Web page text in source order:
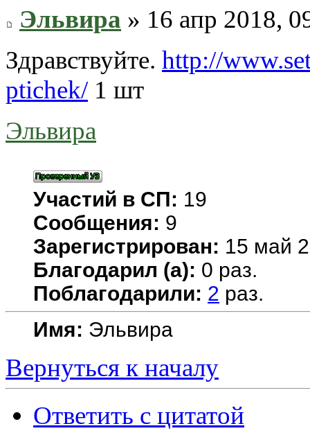
Эльвира » 16 апр 2018,
Здравствуйте. http://
ptichek/1 шт
Эльвира
Участий в СП: 19
Сообщения: 9
Зарегистрирован: 15 май
Благодарил (а): 0 раз.
Поблагодарили: 2 раз.
Имя: Эльвира
Вернуться к началу
Ответить с цитатой